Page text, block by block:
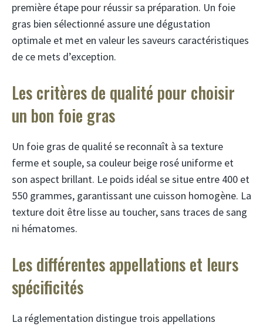
première étape pour réussir sa préparation. Un foie
gras bien sélectionné assure une dégustation
optimale et met en valeur les saveurs caractéristiques
de ce mets d’exception.
Les critères de qualité pour choisir
un bon foie gras
Un foie gras de qualité se reconnaît à sa texture
ferme et souple, sa couleur beige rosé uniforme et
son aspect brillant. Le poids idéal se situe entre 400 et
550 grammes, garantissant une cuisson homogène. La
texture doit être lisse au toucher, sans traces de sang
ni hématomes.
Les différentes appellations et leurs
spécificités
La réglementation distingue trois appellations